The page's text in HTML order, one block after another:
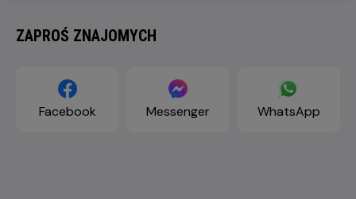
ZAPROŚ ZNAJOMYCH
Facebook Messenger WhatsApp